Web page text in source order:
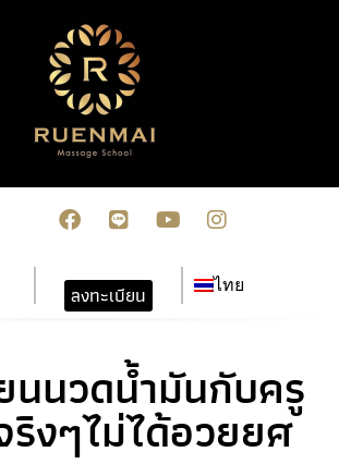
ลงทะเบียน ไทย
นนวดน้ำมันกับครู
ริงๆไม่ได้อวยยศ